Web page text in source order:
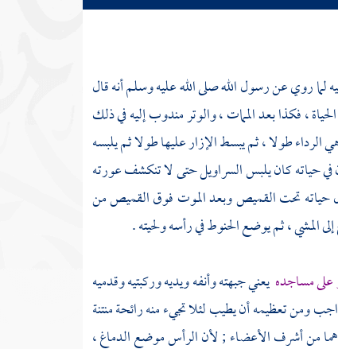
لما روي عن رسول الله صلى الله عليه وسلم أنه قال
، فكذا بعد الممات ، والوتر مندوب إليه في ذلك
الرداء طولا ، ثم يبسط الإزار عليها طولا ثم يلبسه
في حياته كان يلبس السراويل حتى لا تنكشف عورته
حياته تحت القميص وبعد الموت فوق القميص من
المشي ، ثم يوضع الحنوط في رأسه ولحيته .
مساجده يعني جبهته وأنفه ويديه وركبتيه وقدميه
ومن تعظيمه أن يطيب لئلا تجيء منه رائحة منتنة
من أشرف الأعضاء ; لأن الرأس موضع الدماغ ،